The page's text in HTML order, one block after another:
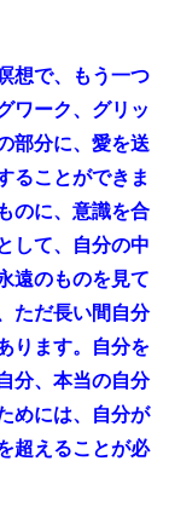
想で、もう一つ
ワーク、グリッ
部分に、愛を送
ることができま
のに、意識を合
して、自分の中
遠のものを見て
ただ長い間自分
ります。自分を
分、本当の自分
めには、自分が
超えることが必